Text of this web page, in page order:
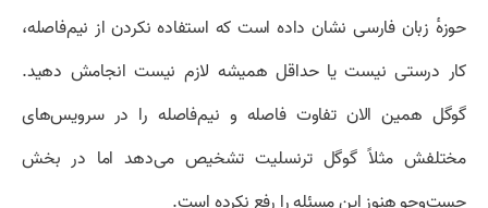
حوزهٔ زبان فارسی نشان داده است که استفاده نکردن از نیم‌فاصله،
کار درستی نیست یا حداقل همیشه لازم نیست انجامش دهید.
گوگل همین الان تفاوت فاصله و نیم‌فاصله را در سرویس‌های
مختلفش مثلاً گوگل ترنسلیت تشخیص می‌دهد اما در بخش
جست‌وجو هنوز این مسئله را رفع نکرده است.